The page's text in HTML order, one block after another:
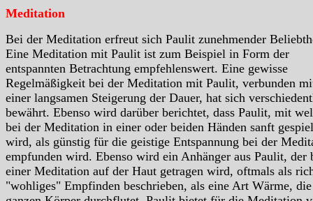
Meditation
Bei der Meditation erfreut sich Paulit zunehmender
Eine Meditation mit Paulit ist zum Beispiel in Form der
entspannten Betrachtung empfehlenswert. Eine gewisse
Regelmäßigkeit bei der Meditation mit Paulit, verbunden
einer langsamen Steigerung der Dauer, hat sich
bewährt. Ebenso wird darüber berichtet, dass Paulit, mit
bei der Meditation in einer oder beiden Händen sanft
wird, als günstig für die geistige Entspannung bei der
empfunden wird. Ebenso wird ein Anhänger aus Paulit, der
einer Meditation auf der Haut getragen wird, oftmals als
"wohliges" Empfinden beschrieben, als eine Art Wärme,